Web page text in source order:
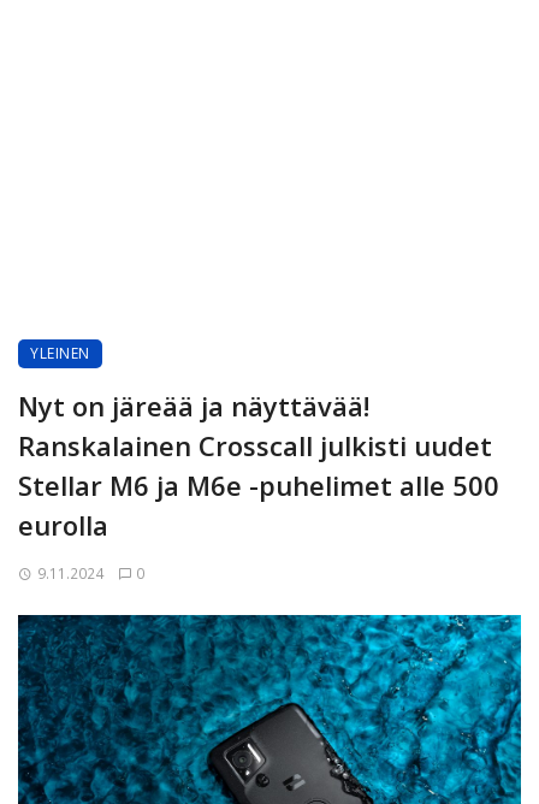
YLEINEN
Nyt on järeää ja näyttävää!
Ranskalainen Crosscall julkisti uudet
Stellar M6 ja M6e -puhelimet alle 500
eurolla
9.11.2024 0